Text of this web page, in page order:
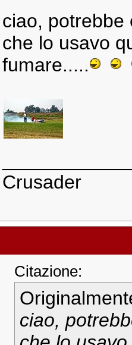
ciao, potrebbe
che lo usavo
fumare.....
Crusader
Citazione:
ciao,